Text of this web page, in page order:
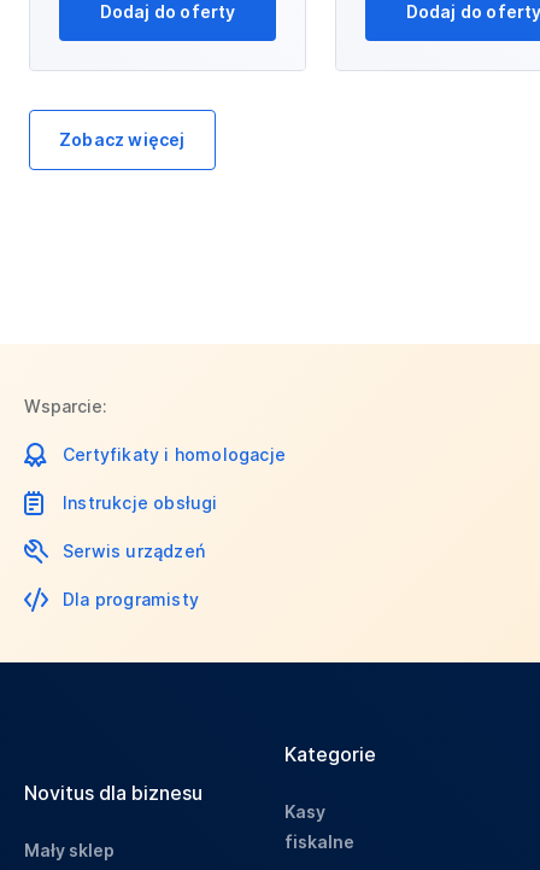
Dodaj do oferty Dodaj do
Zobacz więcej
Wsparcie:
Certyfikaty i homologacje
Instrukcje obsługi
Serwis urządzeń
Dla programisty
Novitus dla biznesu
Mały sklep
Kategorie
Kasy
fiskalne